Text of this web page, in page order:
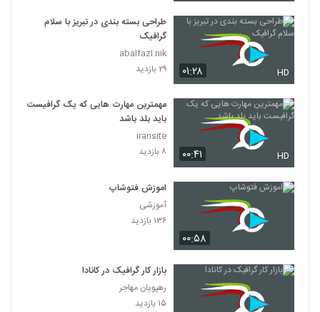
23
029026 - انیمیشن
۴۶۲ بازدید
029027 - انیمیشن
26
029028 - انیمیشن
۴۷۳ بازدید
029029 - انیمیشن
۴۰۲ بازدید
۰۱:۲۸ HD
طراحی بسته بندی در تبریز با سلام
گرافیک
abalfazl.nik
۲۹ بازدید
۰۰:۴۱ HD
مهمترین مهارت هایی که یک گرافیست
باید بلد باشد
iransite
۸ بازدید
۰۰:۵۸
اموزش فتوشاپ
آموزشی
۱۳۶ بازدید
بازار کار گرافیک در کانادا
رهپویان مهاجر
۱۵ بازدید